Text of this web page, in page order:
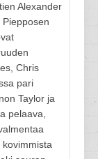
Alexander
Chris
pari
Taylor ja
pelaava,